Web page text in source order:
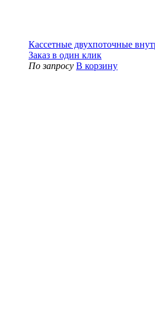
Кассетные двухпоточные
Заказ в один клик
По запросу В корзину